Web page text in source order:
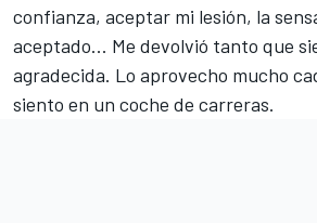
confianza, aceptar mi lesión, la
aceptado... Me devolvió tanto que
agradecida. Lo aprovecho mucho
siento en un coche de carreras.